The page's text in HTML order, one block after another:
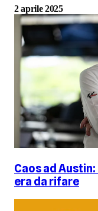
2 aprile 2025
Caos ad
era da rifare